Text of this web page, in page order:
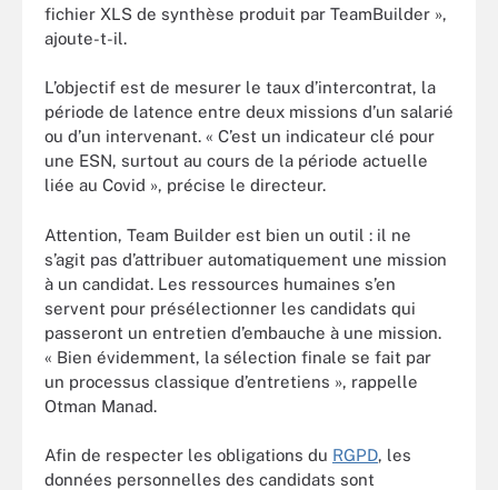
fichier XLS de synthèse produit par TeamBuilder »,
ajoute-t-il.
L’objectif est de mesurer le taux d’intercontrat, la
période de latence entre deux missions d’un salarié
ou d’un intervenant. « C’est un indicateur clé pour
une ESN, surtout au cours de la période actuelle
liée au Covid », précise le directeur.
Attention, Team Builder est bien un outil : il ne
s’agit pas d’attribuer automatiquement une mission
à un candidat. Les ressources humaines s’en
servent pour présélectionner les candidats qui
passeront un entretien d’embauche à une mission.
« Bien évidemment, la sélection finale se fait par
un processus classique d’entretiens », rappelle
Otman Manad.
Afin de respecter les obligations du RGPD, les
données personnelles des candidats sont